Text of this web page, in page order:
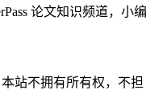
论文知识频道，小编
站不拥有所有权，不担